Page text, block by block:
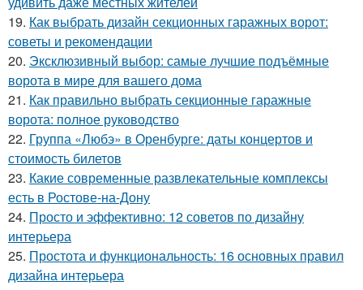
19. Как выбрать дизайн секционных гаражных ворот:
советы и рекомендации
20. Эксклюзивный выбор: самые лучшие подъёмные
ворота в мире для вашего дома
21. Как правильно выбрать секционные гаражные
ворота: полное руководство
22. Группа «Любэ» в Оренбурге: даты концертов и
стоимость билетов
23. Какие современные развлекательные комплексы
есть в Ростове-на-Дону
24. Просто и эффективно: 12 советов по дизайну
интерьера
25. Простота и функциональность: 16 основных правил
дизайна интерьера